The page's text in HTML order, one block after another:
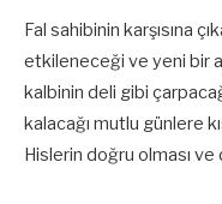
Fal sahibinin karşısına
etkileneceği ve yeni bir
kalbinin deli gibi
kalacağı mutlu günlere
Hislerin doğru olması